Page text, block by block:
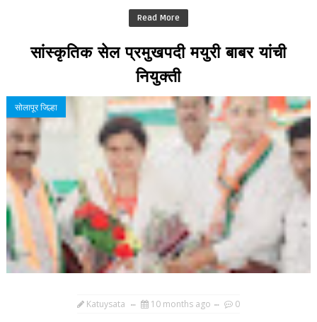
Read More
सांस्कृतिक सेल प्रमुखपदी मयुरी बाबर यांची
नियुक्ती
सोलापूर जिल्हा
Katuysata 10 months ago 0